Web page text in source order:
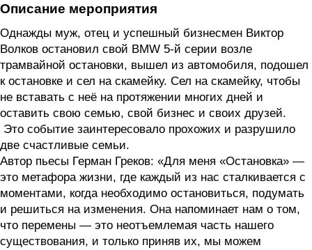
Описание мероприятия
Однажды муж, отец и успешный бизнесмен Виктор
Волков остановил свой BMW 5-й серии возле
трамвайной остановки, вышел из автомобиля, подошел
к остановке и сел на скамейку. Сел на скамейку, чтобы
не вставать с неё на протяжении многих дней и
оставить свою семью, свой бизнес и своих друзей.
Это событие заинтересовало прохожих и разрушило
две счастливые семьи.
Автор пьесы Герман Греков: «Для меня «Остановка» —
это метафора жизни, где каждый из нас сталкивается с
моментами, когда необходимо остановиться, подумать
и решиться на изменения. Она напоминает нам о том,
что перемены — это неотъемлемая часть нашего
существования, и только приняв их, мы можем